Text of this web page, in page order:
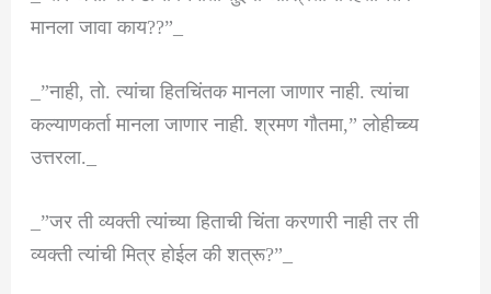
मानला जावा काय??”_
_”नाही, तो. त्यांचा हितचिंतक मानला जाणार नाही. त्यांचा
कल्याणकर्ता मानला जाणार नाही. श्रमण गौतमा,” लोहीच्च्य
उत्तरला._
_”जर ती व्यक्ती त्यांच्या हिताची चिंता करणारी नाही तर ती
व्यक्ती त्यांची मित्र होईल की शत्रू?”_